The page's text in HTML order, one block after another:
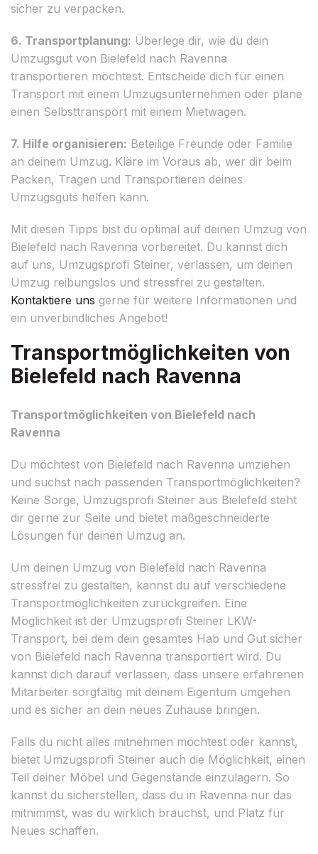
sicher zu verpacken.
6. Transportplanung: Überlege dir, wie du dein
Umzugsgut von Bielefeld nach Ravenna
transportieren möchtest. Entscheide dich für einen
Transport mit einem Umzugsunternehmen oder plane
einen Selbsttransport mit einem Mietwagen.
7. Hilfe organisieren: Beteilige Freunde oder Familie
an deinem Umzug. Kläre im Voraus ab, wer dir beim
Packen, Tragen und Transportieren deines
Umzugsguts helfen kann.
Mit diesen Tipps bist du optimal auf deinen Umzug von
Bielefeld nach Ravenna vorbereitet. Du kannst dich
auf uns, Umzugsprofi Steiner, verlassen, um deinen
Umzug reibungslos und stressfrei zu gestalten.
Kontaktiere uns gerne für weitere Informationen und
ein unverbindliches Angebot!
Transportmöglichkeiten von
Bielefeld nach Ravenna
Transportmöglichkeiten von Bielefeld nach
Ravenna
Du möchtest von Bielefeld nach Ravenna umziehen
und suchst nach passenden Transportmöglichkeiten?
Keine Sorge, Umzugsprofi Steiner aus Bielefeld steht
dir gerne zur Seite und bietet maßgeschneiderte
Lösungen für deinen Umzug an.
Um deinen Umzug von Bielefeld nach Ravenna
stressfrei zu gestalten, kannst du auf verschiedene
Transportmöglichkeiten zurückgreifen. Eine
Möglichkeit ist der Umzugsprofi Steiner LKW-
Transport, bei dem dein gesamtes Hab und Gut sicher
von Bielefeld nach Ravenna transportiert wird. Du
kannst dich darauf verlassen, dass unsere erfahrenen
Mitarbeiter sorgfältig mit deinem Eigentum umgehen
und es sicher an dein neues Zuhause bringen.
Falls du nicht alles mitnehmen möchtest oder kannst,
bietet Umzugsprofi Steiner auch die Möglichkeit, einen
Teil deiner Möbel und Gegenstände einzulagern. So
kannst du sicherstellen, dass du in Ravenna nur das
mitnimmst, was du wirklich brauchst, und Platz für
Neues schaffen.